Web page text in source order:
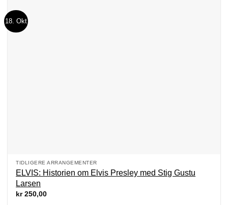
18. Okt
TIDLIGERE ARRANGEMENTER
ELVIS: Historien om Elvis Presley med Stig Gustu
Larsen
kr250,00